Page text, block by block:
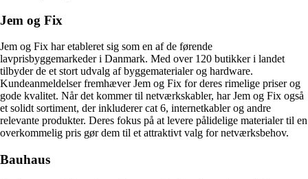
Jem og Fix
Jem og Fix har etableret sig som en af de førende
lavprisbyggemarkeder i Danmark. Med over 120 butikker i landet
tilbyder de et stort udvalg af byggematerialer og hardware.
Kundeanmeldelser fremhæver Jem og Fix for deres rimelige priser og
gode kvalitet. Når det kommer til netværkskabler, har Jem og Fix også
et solidt sortiment, der inkluderer cat 6, internetkabler og andre
relevante produkter. Deres fokus på at levere pålidelige materialer til en
overkommelig pris gør dem til et attraktivt valg for netværksbehov.
Bauhaus